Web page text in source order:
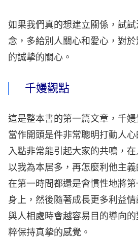
如果我們真的想建立關係，試
念，多給別人關心和愛心，對
的誠摯的關心。
千嫚觀點
這是整本書的第一篇文章，千
當作開頭是件非常聰明打動人
入點非常能引起大家的共鳴，
以我為本居多，再怎麼利他主
在第一時間都還是會慣性地將
身上，然後隨著成長更多利益
與人相處時會越容易目的導向
粹保持真摯的感覺。